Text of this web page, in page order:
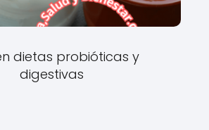
dietas probióticas y
digestivas